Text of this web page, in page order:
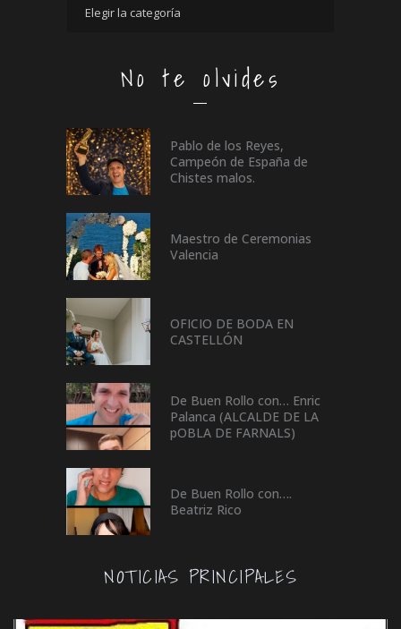
No te olvides
Pablo de los Reyes,
Campeón de España de
Chistes malos.
Maestro de Ceremonias
Valencia
OFICIO DE BODA EN
CASTELLÓN
De Buen Rollo con… Enric
Palanca (ALCALDE DE LA
pOBLA DE FARNALS)
De Buen Rollo con….
Beatriz Rico
NOTICIAS PRINCIPALES